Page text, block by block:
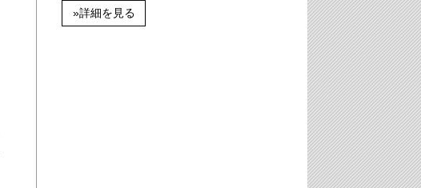
»詳細を見る